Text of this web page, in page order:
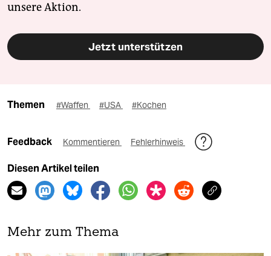
unsere Aktion.
Jetzt unterstützen
Themen #Waffen #USA #Kochen
Feedback Kommentieren Fehlerhinweis
Diesen Artikel teilen
Mehr zum Thema